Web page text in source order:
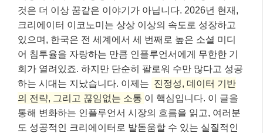
것은 더 이상 꿈같은 이야기가 아닙니다. 2026년 현재,
크리에이터 이코노미는 상상 이상의 속도로 성장하고
있으며, 한국은 전 세계에서 세 번째로 높은 소셜 미디
어 침투율을 자랑하는 만큼 인플루언서에게 무한한 기
회가 열려있죠. 하지만 단순히 팔로워 수만 많다고 성공
하는 시대는 지났습니다. 이제는 진정성, 데이터 기반
의 전략, 그리고 끊임없는 소통 이 핵심입니다. 이 글을
통해 변화하는 인플루언서 시장의 흐름을 읽고, 여러분
도 성공적인 크리에이터로 발돋움할 수 있는 실질적인